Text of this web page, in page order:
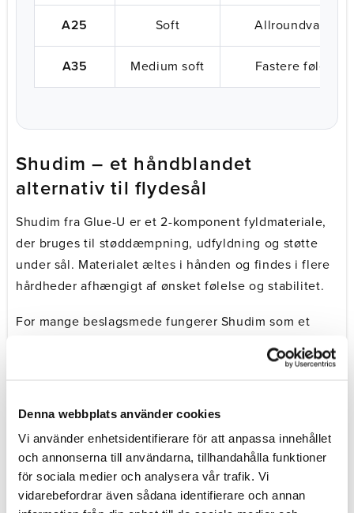
Denna webbplats använder cookies
Vi använder enhetsidentifierare för att anpassa innehållet
och annonserna till användarna, tillhandahålla funktioner
för sociala medier och analysera vår trafik. Vi
vidarebefordrar även sådana identifierare och annan
A25 Soft Allroundvalg til
A35 Medium soft Fastere følelse
Shudim – et håndblandet
alternativ til flydesål
Shudim fra Glue-U er et 2-komponent fyldmateriale,
der bruges til støddæmpning, udfyldning og støtte
under sål. Materialet æltes i hånden og findes i flere
hårdheder afhængigt af ønsket følelse og stabilitet.
For mange beslagsmede fungerer Shudim som et
Materialet hærder hurtigt og kan formes direkte efter
hovens behov, inden det stivner.
Sådan vælger du hovfyldning